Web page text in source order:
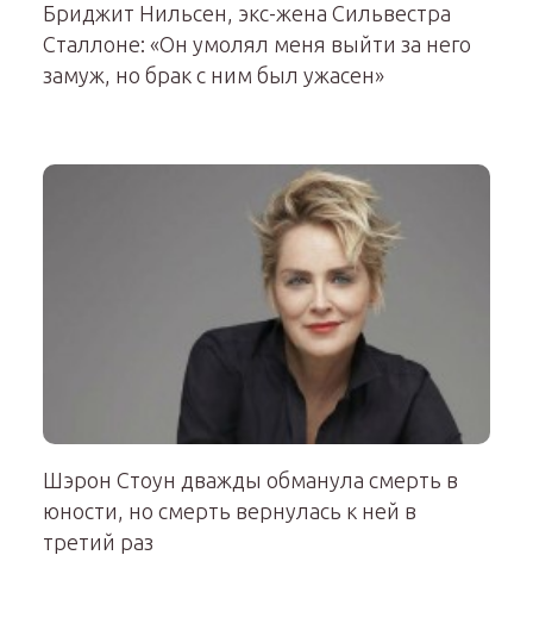
Бриджит Нильсен, экс-жена Сильвестра
Сталлоне: «Он умолял меня выйти за него
замуж, но брак с ним был ужасен»
Шэрон Стоун дважды обманула смерть в
юности, но смерть вернулась к ней в
третий раз